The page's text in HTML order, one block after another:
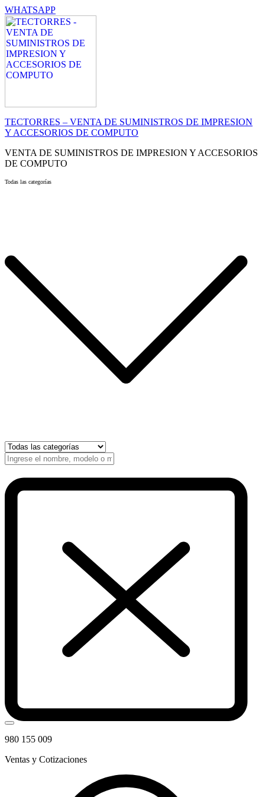
WHATSAPP
TECTORRES – VENTA DE SUMINISTROS DE IMPRESION
Y ACCESORIOS DE COMPUTO
VENTA DE SUMINISTROS DE IMPRESION Y ACCESORIOS
DE COMPUTO
Todas las categorías
980 155 009
Ventas y Cotizaciones